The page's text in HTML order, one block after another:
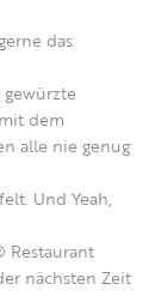
das
dem
alle nie genug
Und Yeah,
Restaurant
nächsten Zeit